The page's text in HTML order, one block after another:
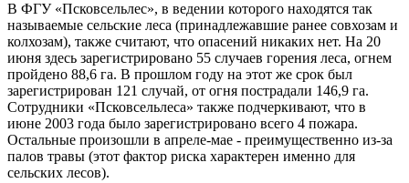
В ФГУ «Псковсельлес», в ведении которого находятся так
называемые сельские леса (принадлежавшие ранее совхозам и
колхозам), также считают, что опасений никаких нет. На 20
июня здесь зарегистрировано 55 случаев горения леса, огнем
пройдено 88,6 га. В прошлом году на этот же срок был
зарегистрирован 121 случай, от огня пострадали 146,9 га.
Сотрудники «Псковсельлеса» также подчеркивают, что в
июне 2003 года было зарегистрировано всего 4 пожара.
Остальные произошли в апреле-мае - преимущественно из-за
палов травы (этот фактор риска характерен именно для
сельских лесов).